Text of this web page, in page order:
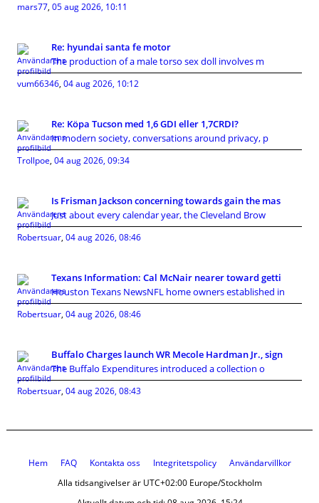
mars77, 05 aug 2026, 10:11
Re: hyundai santa fe motor
The production of a male torso sex doll involves m
vum66346, 04 aug 2026, 10:12
Re: Köpa Tucson med 1,6 GDI eller 1,7CRDI?
In modern society, conversations around privacy, p
Trollpoe, 04 aug 2026, 09:34
Is Frisman Jackson concerning towards gain the mas
Just about every calendar year, the Cleveland Brow
Robertsuar, 04 aug 2026, 08:46
Texans Information: Cal McNair nearer toward getti
Houston Texans NewsNFL home owners established in
Robertsuar, 04 aug 2026, 08:46
Buffalo Charges launch WR Mecole Hardman Jr., sign
The Buffalo Expenditures introduced a collection o
Robertsuar, 04 aug 2026, 08:43
Hem FAQ Kontakta oss Integritetspolicy
Användarvillkor
Alla tidsangivelser är UTC+02:00 Europe/Stockholm